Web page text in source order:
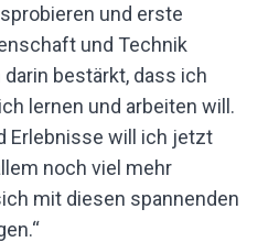
und erste
und Technik
bestärkt, dass ich
lernen und arbeiten will.
Erlebnisse will ich jetzt
noch viel mehr
mit diesen spannenden